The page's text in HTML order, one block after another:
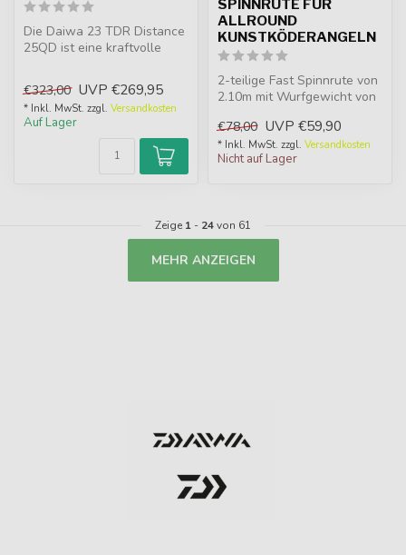
Die Daiwa 23 TDR Distance
25QD ist eine kraftvolle
Spulenhu...
€323,00 UVP €269,95
* Inkl. MwSt. zzgl. Versandkosten
Auf Lager
SPINNRUTE FÜR
ALLROUND
KUNSTKÖDERANGELN
2-teilige Fast Spinnrute von
2.10m mit Wurfgewicht von
€78,00 UVP €59,90
* Inkl. MwSt. zzgl. Versandkosten
Nicht auf Lager
Zeige 1 - 24von 61
MEHR ANZEIGEN